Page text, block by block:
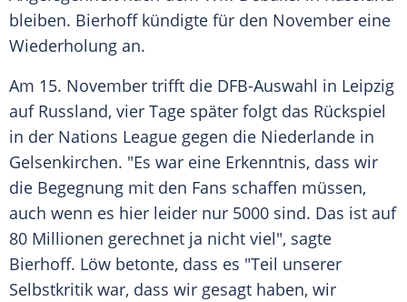
bleiben. Bierhoffkündigte für den November eine
Wiederholung an.
Am 15. November trifft die DFB-Auswahl in Leipzig
auf Russland, vier Tage später folgt das Rückspiel
in der Nations League gegen die Niederlande in
Gelsenkirchen. "Es war eine Erkenntnis, dass wir
die Begegnung mit den Fans schaffen müssen,
auch wenn es hier leider nur 5000 sind. Das ist auf
80 Millionen gerechnet ja nicht viel", sagte
Bierhoff. Löw betonte, dass es "Teil unserer
Selbstkritik war, dass wir gesagt haben, wir